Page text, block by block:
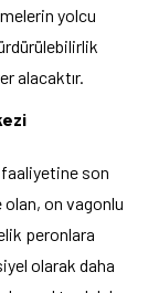
yolcu
alacaktır.
faaliyetine son
on vagonlu
peronlara
olarak daha